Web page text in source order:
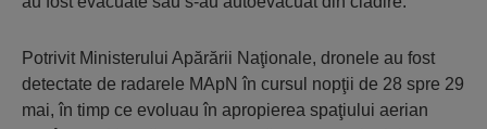
Potrivit Ministerului Apărării Naţionale, dronele au fost
detectate de radarele MApN în cursul nopţii de 28 spre 29
mai, în timp ce evoluau în apropierea spaţiului aerian